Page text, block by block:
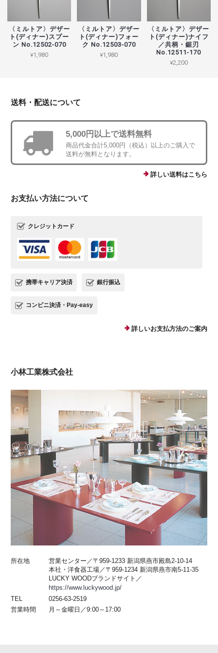
〈ミルトア〉デザー
ト(ディナー)スプー
ン No.12502-070
¥1,980
〈ミルトア〉デザー
ト(ディナー)フォー
ク No.12503-070
¥1,980
〈ミルトア〉デザー
ト(ディナー)ナイフ
／共柄・鋸刃
No.12511-170
¥2,200
送料・配送について
5,000円以上で送料無料
商品代金合計5,000円（税込）以上のご購入で
送料が無料となります。
詳しい送料はこちら
お支払い方法について
クレジットカード
携帯キャリア決済 銀行振込
コンビニ決済・Pay-easy
詳しいお支払方法のご案内
小林工業株式会社
所在地
営業センター／〒959-1233 新潟県燕市殿島2-10-14
本社・洋食器工場／〒959-1234 新潟県燕市南5-11-35
LUCKY WOODブランドサイト／
https://www.luckywood.jp/
TEL
0256-63-2519
営業時間
月～金曜日／9:00～17:00